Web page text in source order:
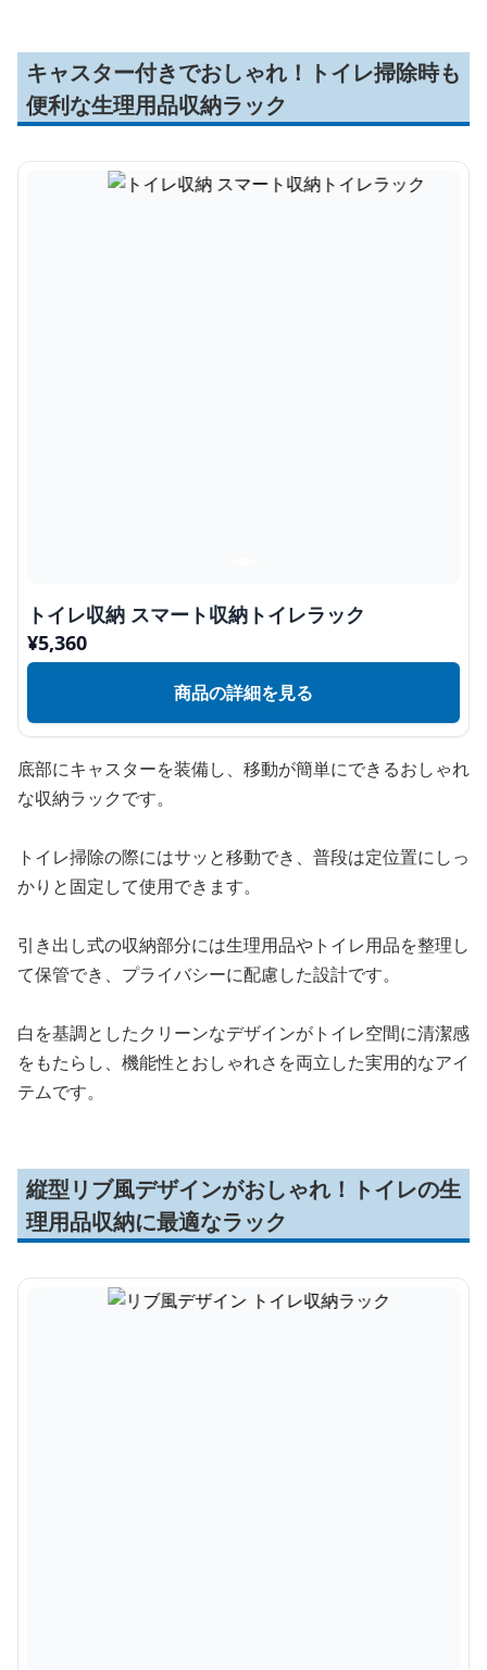
キャスター付きでおしゃれ！トイレ掃除時も
便利な生理用品収納ラック
トイレ収納 スマート収納トイレラック
¥5,360
商品の詳細を見る
底部にキャスターを装備し、移動が簡単にできるおしゃれ
な収納ラックです。
トイレ掃除の際にはサッと移動でき、普段は定位置にしっ
かりと固定して使用できます。
引き出し式の収納部分には生理用品やトイレ用品を整理し
て保管でき、プライバシーに配慮した設計です。
白を基調としたクリーンなデザインがトイレ空間に清潔感
をもたらし、機能性とおしゃれさを両立した実用的なアイ
テムです。
縦型リブ風デザインがおしゃれ！トイレの生
理用品収納に最適なラック